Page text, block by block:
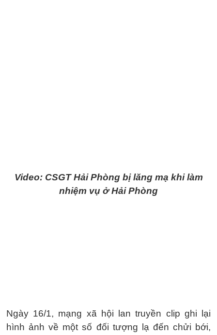
Video: CSGT Hải Phòng bị lăng mạ khi làm
nhiệm vụ ở Hải Phòng
Ngày 16/1, mạng xã hội lan truyền clip ghi lại
hình ảnh về một số đối tượng lạ đến chửi bới,